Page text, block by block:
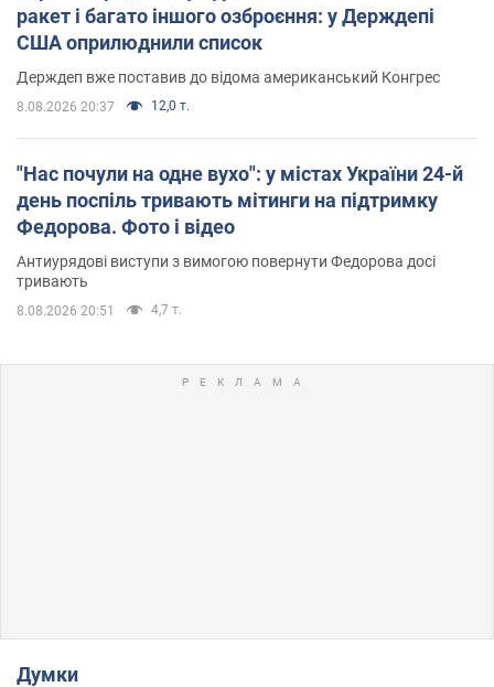
ракет і багато іншого озброєння: у Держдепі
США оприлюднили список
Держдеп вже поставив до відома американський Конгрес
8.08.2026 20:37 12,0 т.
"Нас почули на одне вухо": у містах України 24-й
день поспіль тривають мітинги на підтримку
Федорова. Фото і відео
Антиурядові виступи з вимогою повернути Федорова досі
тривають
8.08.2026 20:51 4,7 т.
Думки